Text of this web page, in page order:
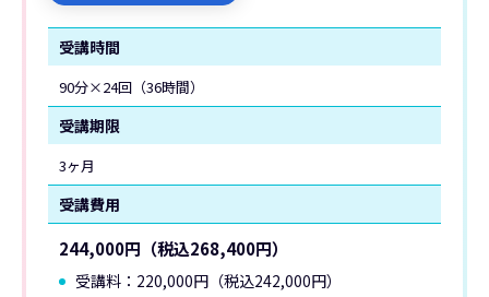
受講時間
90分×24回（36時間）
受講期限
3ヶ月
受講費用
244,000円（税込268,400円）
受講料：220,000円（税込242,000円）